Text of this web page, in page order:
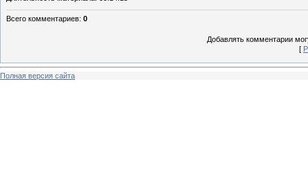
Всего комментариев: 0
Добавлять комментарии
[
Полная версия сайта